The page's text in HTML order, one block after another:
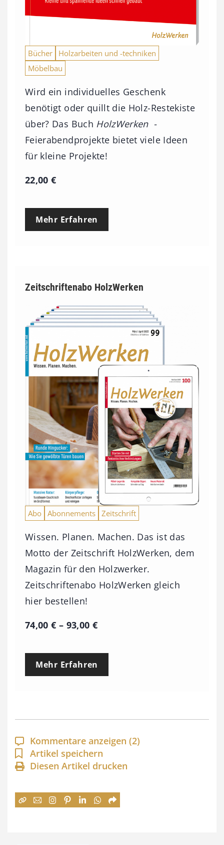
Bücher
Holzarbeiten und -techniken
Möbelbau
Wird ein individuelles Geschenk
benötigt oder quillt die Holz-Restekiste
über? Das Buch HolzWerken -
Feierabendprojekte bietet viele Ideen
für kleine Projekte!
22,00€
Mehr Erfahren
Zeitschriftenabo HolzWerken
Abo Abonnements Zeitschrift
Wissen. Planen. Machen. Das ist das
Motto der Zeitschrift HolzWerken, dem
Magazin für den Holzwerker.
Zeitschriftenabo HolzWerken gleich
hier bestellen!
74,00€ – 93,00 €P
e
p
a
n
n
:
Mehr Erfahren
Kommentare anzeigen (2)
Artikel speichern
Diesen Artikel drucken